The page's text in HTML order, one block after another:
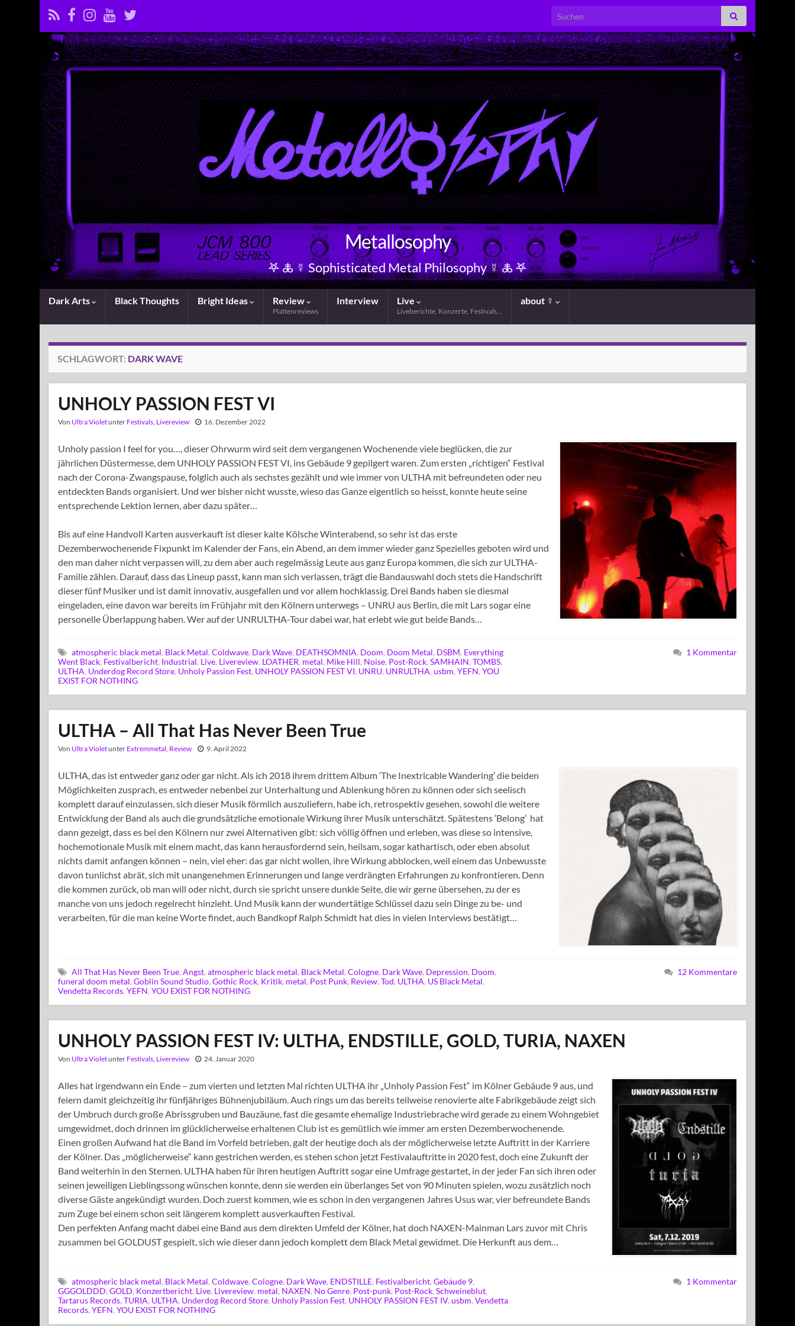
Search for:
Metallosophy
𖤐 🜏 ☿ Sophisticated Metal Philosophy ☿ 🜏 𖤐
Dark Arts Black Thoughts Bright Ideas Review
Plattenreviews
Interview Live
Liveberichte, Konzerte, Festivals…
about ☿
SCHLAGWORT: DARK WAVE
UNHOLY PASSION FEST VI
Von Ultra Violetunter Festivals, Livereview 16. Dezember 2022
Unholy passion I feel for you…, dieser Ohrwurm wird seit dem vergangenen Wochenende viele beglücken, die zur
jährlichen Düstermesse, dem UNHOLY PASSION FEST VI, ins Gebäude 9 gepilgert waren. Zum ersten „richtigen“ Festival
nach der Corona-Zwangspause, folglich auch als sechstes gezählt und wie immer von ULTHA mit befreundeten oder neu
entdeckten Bands organisiert. Und wer bisher nicht wusste, wieso das Ganze eigentlich so heisst, konnte heute seine
entsprechende Lektion lernen, aber dazu später…
Bis auf eine Handvoll Karten ausverkauft ist dieser kalte Kölsche Winterabend, so sehr ist das erste
Dezemberwochenende Fixpunkt im Kalender der Fans, ein Abend, an dem immer wieder ganz Spezielles geboten wird und
den man daher nicht verpassen will, zu dem aber auch regelmässig Leute aus ganz Europa kommen, die sich zur ULTHA-
Familie zählen. Darauf, dass das Lineup passt, kann man sich verlassen, trägt die Bandauswahl doch stets die Handschrift
dieser fünf Musiker und ist damit innovativ, ausgefallen und vor allem hochklassig. Drei Bands haben sie diesmal
eingeladen, eine davon war bereits im Frühjahr mit den Kölnern unterwegs – UNRU aus Berlin, die mit Lars sogar eine
personelle Überlappung haben. Wer auf der UNRULTHA-Tour dabei war, hat erlebt wie gut beide Bands…
atmospheric black metal, Black Metal, Coldwave, Dark Wave, DEATHSOMNIA, Doom, Doom Metal, DSBM, Everything
Went Black, Festivalbericht, Industrial, Live, Livereview, LOATHER, metal, Mike Hill, Noise, Post-Rock, SAMHAIN, TOMBS,
ULTHA, Underdog Record Store, Unholy Passion Fest, UNHOLY PASSION FEST VI, UNRU, UNRULTHA, usbm, YEFN, YOU
EXIST FOR NOTHING
1 Kommentar
ULTHA – All That Has Never Been True
Von Ultra Violetunter Extremmetal, Review 9. April 2022
ULTHA, das ist entweder ganz oder gar nicht. Als ich 2018 ihrem drittem Album ‘The Inextricable Wandering’ die beiden
Möglichkeiten zusprach, es entweder nebenbei zur Unterhaltung und Ablenkung hören zu können oder sich seelisch
komplett darauf einzulassen, sich dieser Musik förmlich auszuliefern, habe ich, retrospektiv gesehen, sowohl die weitere
Entwicklung der Band als auch die grundsätzliche emotionale Wirkung ihrer Musik unterschätzt. Spätestens ‘Belong’ hat
dann gezeigt, dass es bei den Kölnern nur zwei Alternativen gibt: sich völlig öffnen und erleben, was diese so intensive,
hochemotionale Musik mit einem macht, das kann herausfordernd sein, heilsam, sogar kathartisch, oder eben absolut
nichts damit anfangen können – nein, viel eher: das gar nicht wollen, ihre Wirkung abblocken, weil einem das Unbewusste
davon tunlichst abrät, sich mit unangenehmen Erinnerungen und lange verdrängten Erfahrungen zu konfrontieren. Denn
die kommen zurück, ob man will oder nicht, durch sie spricht unsere dunkle Seite, die wir gerne übersehen, zu der es
manche von uns jedoch regelrecht hinzieht. Und Musik kann der wundertätige Schlüssel dazu sein Dinge zu be- und
verarbeiten, für die man keine Worte findet, auch Bandkopf Ralph Schmidt hat dies in vielen Interviews bestätigt…
All That Has Never Been True, Angst, atmospheric black metal, Black Metal, Cologne, Dark Wave, Depression, Doom,
funeral doom metal, Goblin Sound Studio, Gothic Rock, Kritik, metal, Post Punk, Review, Tod, ULTHA, US Black Metal,
Vendetta Records, YEFN, YOU EXIST FOR NOTHING
12 Kommentare
UNHOLY PASSION FEST IV: ULTHA, ENDSTILLE, GOLD, TURIA, NAXEN
Von Ultra Violetunter Festivals, Livereview 24. Januar 2020
Alles hat irgendwann ein Ende – zum vierten und letzten Mal richten ULTHA ihr „Unholy Passion Fest“ im Kölner Gebäude 9 aus, und
feiern damit gleichzeitig ihr fünfjähriges Bühnenjubiläum. Auch rings um das bereits teilweise renovierte alte Fabrikgebäude zeigt sich
der Umbruch durch große Abrissgruben und Bauzäune, fast die gesamte ehemalige Industriebrache wird gerade zu einem Wohngebiet
umgewidmet, doch drinnen im glücklicherweise erhaltenen Club ist es gemütlich wie immer am ersten Dezemberwochenende.
Einen großen Aufwand hat die Band im Vorfeld betrieben, galt der heutige doch als der möglicherweise letzte Auftritt in der Karriere
der Kölner. Das „möglicherweise“ kann gestrichen werden, es stehen schon jetzt Festivalauftritte in 2020 fest, doch eine Zukunft der
Band weiterhin in den Sternen. ULTHA haben für ihren heutigen Auftritt sogar eine Umfrage gestartet, in der jeder Fan sich ihren oder
seinen jeweiligen Lieblingssong wünschen konnte, denn sie werden ein überlanges Set von 90 Minuten spielen, wozu zusätzlich noch
diverse Gäste angekündigt wurden. Doch zuerst kommen, wie es schon in den vergangenen Jahres Usus war, vier befreundete Bands
zum Zuge bei einem schon seit längerem komplett ausverkauften Festival.
Den perfekten Anfang macht dabei eine Band aus dem direkten Umfeld der Kölner, hat doch NAXEN-Mainman Lars zuvor mit Chris
zusammen bei GOLDUST gespielt, sich wie dieser dann jedoch komplett dem Black Metal gewidmet. Die Herkunft aus dem…
atmospheric black metal, Black Metal, Coldwave, Cologne, Dark Wave, ENDSTILLE, Festivalbericht, Gebäude 9,
GGGOLDDD, GOLD, Konzertbericht, Live, Livereview, metal, NAXEN, No Genre, Post-punk, Post-Rock, Schweineblut,
Tartarus Records, TURIA, ULTHA, Underdog Record Store, Unholy Passion Fest, UNHOLY PASSION FEST IV, usbm, Vendetta
Records, YEFN, YOU EXIST FOR NOTHING
1 Kommentar